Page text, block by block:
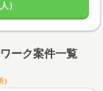
）
ーク案件一覧